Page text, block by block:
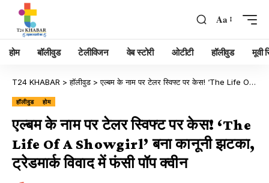
Aa
होम बॉलीवुड टेलीविजन वेब स्टोरी ओटीटी हॉलीवुड मूवी
T24 KHABAR >हॉलीवुड >एल्बम के नाम पर टेलर स्विफ्ट पर केस! ‘The Life Of A Showgirl’ बना कानूनी झटका, ट्रेडमार्क विवाद में फंसी पॉप क्वीन
हॉलीवुड होम
एल्बम के नाम पर टेलर स्विफ्ट पर केस! ‘The
Life Of A Showgirl’ बना कानूनी झटका,
ट्रेडमार्क विवाद में फंसी पॉप क्वीन